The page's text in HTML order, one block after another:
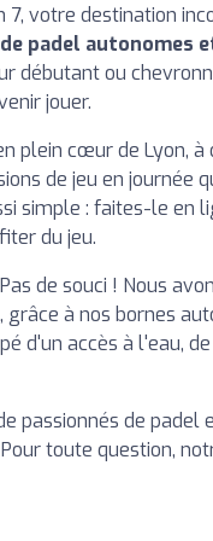
7, votre destination
padel autonomes
débutant ou
jouer.
plein cœur de Lyon, à
de jeu en journée
simple : faites-le en
du jeu.
de souci ! Nous
à nos bornes
d'un accès à l'eau,
passionnés de
toute question,